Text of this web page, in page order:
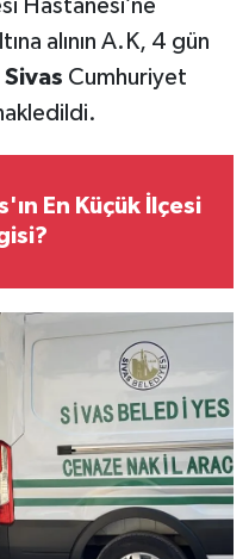
Hastanesi’ne
alının A.K, 4 gün
Sivas Cumhuriyet
En Küçük İlçesi